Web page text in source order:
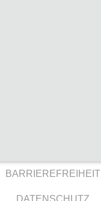
BARRIEREFREIHEIT
DATENSCHUTZ